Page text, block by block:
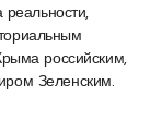
реальности,
российским,
Зеленским.